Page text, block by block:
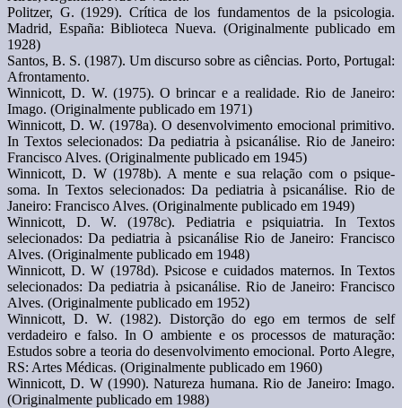
Politzer, G. (1929). Crítica de los fundamentos de la psicologia.
Madrid, España: Biblioteca Nueva. (Originalmente publicado em
1928)
Santos, B. S. (1987). Um discurso sobre as ciências. Porto, Portugal:
Afrontamento.
Winnicott, D. W. (1975). O brincar e a realidade. Rio de Janeiro:
Imago. (Originalmente publicado em 1971)
Winnicott, D. W. (1978a). O desenvolvimento emocional primitivo.
In Textos selecionados: Da pediatria à psicanálise. Rio de Janeiro:
Francisco Alves. (Originalmente publicado em 1945)
Winnicott, D. W (1978b). A mente e sua relação com o psique-
soma. In Textos selecionados: Da pediatria à psicanálise. Rio de
Janeiro: Francisco Alves. (Originalmente publicado em 1949)
Winnicott, D. W. (1978c). Pediatria e psiquiatria. In Textos
selecionados: Da pediatria à psicanálise Rio de Janeiro: Francisco
Alves. (Originalmente publicado em 1948)
Winnicott, D. W (1978d). Psicose e cuidados maternos. In Textos
selecionados: Da pediatria à psicanálise. Rio de Janeiro: Francisco
Alves. (Originalmente publicado em 1952)
Winnicott, D. W. (1982). Distorção do ego em termos de self
verdadeiro e falso. In O ambiente e os processos de maturação:
Estudos sobre a teoria do desenvolvimento emocional. Porto Alegre,
RS: Artes Médicas. (Originalmente publicado em 1960)
Winnicott, D. W (1990). Natureza humana. Rio de Janeiro: Imago.
(Originalmente publicado em 1988)